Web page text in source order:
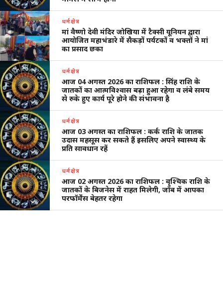
धर्मक्षेत्र
मां वैष्णो देवी मंदिर जोखिया में टैक्सी यूनियन द्वारा
आयोजित महाभंडारे में सैकड़ों पर्यटकों व भक्तों ने मां
का प्रसाद छका
धर्मक्षेत्र
आज 04 अगस्त 2026 का राशिफल : सिंह राशि के
जातकों का आत्मविश्वास बढ़ा हुआ रहेगा व लंबे समय
से रुके हुए कार्य पूरे होने की संभावना है
धर्मक्षेत्र
आज 03 अगस्त का राशिफल : कर्क राशि के जातक
उदास महसूस कर सकते हैं इसलिए अपने स्वास्थ्य के
प्रति सावधान रहें
धर्मक्षेत्र
आज 02 अगस्त 2026 का राशिफल : वृश्चिक राशि के
जातकों के बिजनेस में राहत मिलेगी, जॉब में आपका
परफॉर्मेंस बेहतर रहेगा